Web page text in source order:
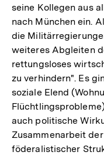
seine Kollegen aus
nach München ein.
die
weiteres Abgleiten
rettungsloses
zu verhindern". Es
soziale Elend
auch politische
Zusammenarbeit
föderalistischer